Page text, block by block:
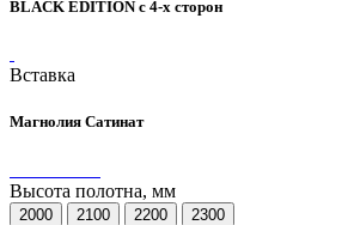
BLACK EDITION с 4-х сторон
Вставка
Магнолия Сатинат
Высота полотна, мм
2000 2100 2200 2300